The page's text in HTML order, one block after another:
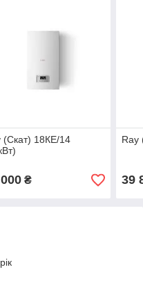
(Скат) 18КЕ/14
₴
Ray
39